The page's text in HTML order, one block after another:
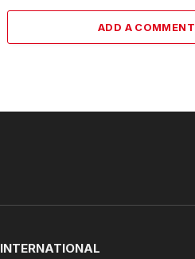
ADD A COMMENT
INTERNATIONAL